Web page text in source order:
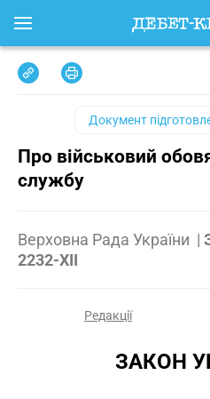
Документ
Про військовий
службу
Верховна Рада України |
2232-XII
Редакції
ЗАКОН